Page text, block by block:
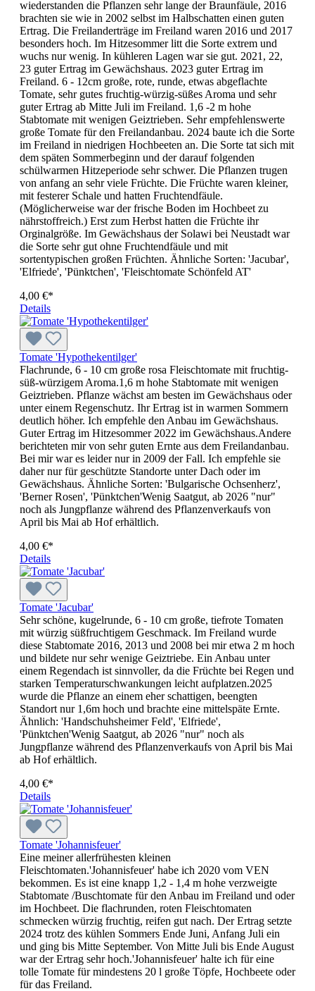
wiederstanden die Pflanzen sehr lange der Braunfäule, 2016
brachten sie wie in 2002 selbst im Halbschatten einen guten
Ertrag. Die Freilanderträge im Freiland waren 2016 und 2017
besonders hoch. Im Hitzesommer litt die Sorte extrem und
wuchs nur wenig. In kühleren Lagen war sie gut. 2021, 22,
23 guter Ertrag im Gewächshaus. 2023 guter Ertrag im
Freiland. 6 - 12cm große, rote, runde, etwas abgeflachte
Tomate, sehr gutes fruchtig-würzig-süßes Aroma und sehr
guter Ertrag ab Mitte Juli im Freiland. 1,6 -2 m hohe
Stabtomate mit wenigen Geiztrieben. Sehr em­pfeh­lens­werte
große Tomate für den Freilandanbau. 2024 baute ich die Sorte
im Freiland in niedrigen Hochbeeten an. Die Sorte tat sich mit
dem späten Sommerbeginn und der darauf folgenden
schülwarmen Hitzeperiode sehr schwer. Die Pflanzen trugen
von anfang an sehr viele Früchte. Die Früchte waren kleiner,
mit festerer Schale und hatten Fruchtendfäule.
(Möglicherweise war der frische Boden im Hochbeet zu
nährstoffreich.) Erst zum Herbst hatten die Früchte ihr
Orginalgröße. Im Gewächshaus der Solawi bei Neustadt war
die Sorte sehr gut ohne Fruchtendfäule und mit
sortentypischen großen Früchten. Ähnliche Sorten: 'Jacubar',
'Elfriede', 'Pünktchen', 'Fleischtomate Schönfeld AT'
4,00 €*
Details
Tomate 'Hypothekentilger'
Flachrunde, 6 - 10 cm große rosa Fleischtomate mit fruchtig-
süß-würzigem Aroma.1,6 m hohe Stabtomate mit we­nigen
Geiztrieben. Pflanze wächst am besten im Gewächshaus oder
unter einem Regenschutz. Ihr Ertrag ist in warmen Sommern
deutlich höher. Ich empfehle den Anbau im Gewächshaus.
Guter Ertrag im Hitzesommer 2022 im Gewächshaus.Andere
berichteten mir von sehr guten Ernte aus dem Freilandanbau.
Bei mir war es leider nur in 2009 der Fall. Ich empfehle sie
daher nur für geschützte Standorte unter Dach oder im
Gewächshaus. Ähnliche Sorten: 'Bulgarische Ochsenherz',
'Berner Rosen', 'Pünktchen'Wenig Saatgut, ab 2026 "nur"
noch als Jungpflanze während des Pflanzenverkaufs von
April bis Mai ab Hof erhältlich.
4,00 €*
Details
Tomate 'Jacubar'
Sehr schöne, kugelrunde, 6 - 10 cm große, tiefrote Tomaten
mit würzig süßfruchtigem Geschmack. Im Freiland wurde
diese Stabtomate 2016, 2013 und 2008 bei mir etwa 2 m hoch
und bildete nur sehr wenige Geiztriebe. Ein Anbau unter
einem Regendach ist sinnvoller, da die Früchte bei Regen und
starken Temperatur­schwankungen leicht aufplatzen.2025
wurde die Pflanze an einem eher schattigen, beengten
Standort nur 1,6m hoch und brachte eine mittelspäte Ernte.
Ähnlich: 'Handschuhsheimer Feld', 'Elfriede',
'Pünktchen'Wenig Saatgut, ab 2026 "nur" noch als
Jungpflanze während des Pflanzenverkaufs von April bis Mai
ab Hof erhältlich.
4,00 €*
Details
Tomate 'Johannisfeuer'
Eine meiner allerfrühesten kleinen
Fleischtomaten.'Johannisfeuer' habe ich 2020 vom VEN
bekommen. Es ist eine knapp 1,2 - 1,4 m hohe verzweigte
Stabtomate /Buschtomate für den Anbau im Freiland und oder
im Hochbeet. Die flachrunden, roten Fleischtomaten
schmecken würzig fruchtig, reifen gut nach. Der Ertrag setzte
2024 trotz des kühlen Sommers Ende Juni, Anfang Juli ein
und ging bis Mitte September. Von Mitte Juli bis Ende August
war der Ertrag sehr hoch.'Johannisfeuer' halte ich für eine
tolle Tomate für mindestens 20 l große Töpfe, Hochbeete oder
für das Freiland.